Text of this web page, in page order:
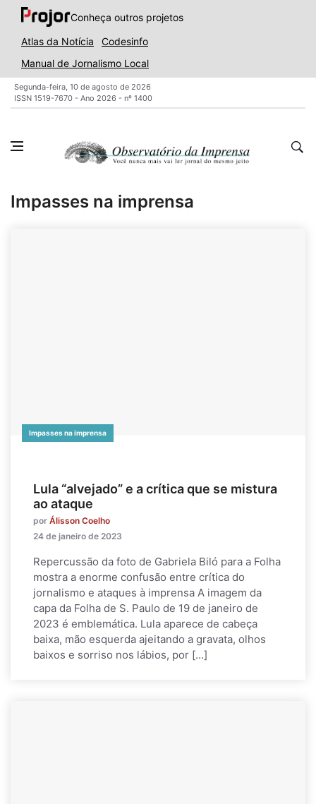
Conheça outros projetos
Atlas da Notícia
Codesinfo
Manual de Jornalismo Local
Segunda-feira, 10 de agosto de 2026
ISSN 1519-7670 - Ano 2026 - nº 1400
Impasses na imprensa
Impasses na imprensa
Lula “alvejado” e a crítica que se mistura
ao ataque
por Álisson Coelho
24 de janeiro de 2023
Repercussão da foto de Gabriela Biló para a Folha
mostra a enorme confusão entre crítica do
jornalismo e ataques à imprensa A imagem da
capa da Folha de S. Paulo de 19 de janeiro de
2023 é emblemática. Lula aparece de cabeça
baixa, mão esquerda ajeitando a gravata, olhos
baixos e sorriso nos lábios, por […]